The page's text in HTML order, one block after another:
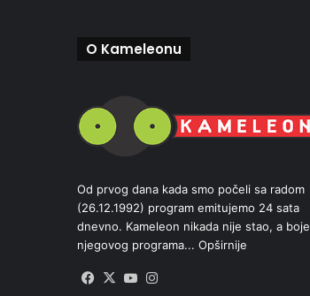
O Kameleonu
Od prvog dana kada smo počeli sa radom
(26.12.1992) program emitujemo 24 sata
dnevno. Kameleon nikada nije stao, a boje
njegovog programa... Opširnije
Facebook
X YouTube